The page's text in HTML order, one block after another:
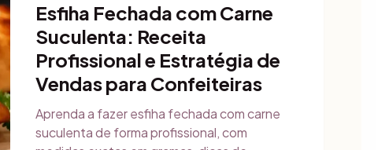
Esfiha Fechada com Carne
Suculenta: Receita
Profissional e Estratégia de
Vendas para Confeiteiras
Aprenda a fazer esfiha fechada com carne
suculenta de forma profissional, com